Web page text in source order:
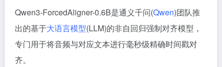
Qwen3-ForcedAligner-0.6B是通义千问(Qwen)团队推
出的基于大语言模型(LLM)的非自回归强制对齐模型，
专门用于将音频与对应文本进行毫秒级精确时间戳对
齐。